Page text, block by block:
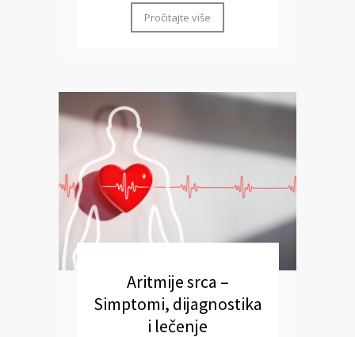
Pročitajte više
Aritmije srca –
Simptomi, dijagnostika
i lečenje